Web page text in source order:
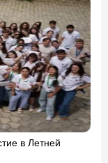
в Летней